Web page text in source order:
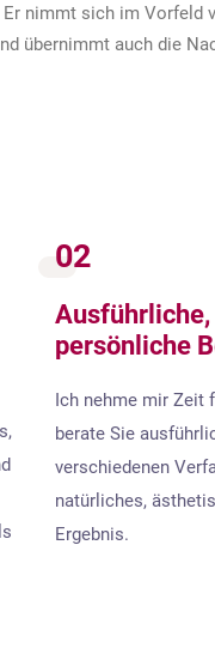
nimmt sich im Vorfeld
übernimmt auch die
02
Ausführliche,
persönliche
Ich nehme mir Zeit
berate Sie
verschiedenen
natürliches,
Ergebnis.